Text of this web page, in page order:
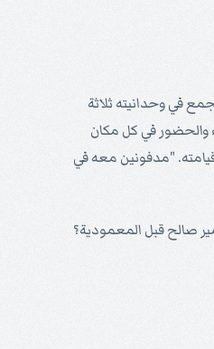
في وحدانيته ثلاثة
والحضور في كل مكان
"مدفونين معه في
صالح قبل المعمودية؟